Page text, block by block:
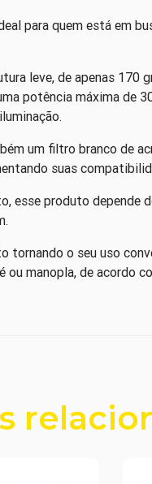
para quem está em
leve, de apenas 170
potência máxima de
um filtro branco de
suas
esse produto depende
tornando o seu uso
manopla, de acordo